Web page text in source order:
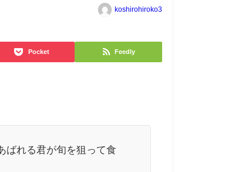
koshirohiroko3
Pocket Feedly
れる君が旬を狙って食